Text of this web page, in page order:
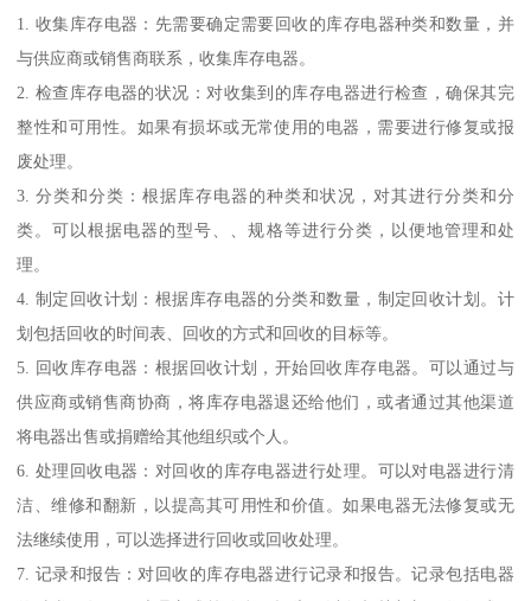
1. 收集库存电器：先需要确定需要回收的库存电器种类和数量，并
与供应商或销售商联系，收集库存电器。
2. 检查库存电器的状况：对收集到的库存电器进行检查，确保其完
整性和可用性。如果有损坏或无常使用的电器，需要进行修复或报
废处理。
3. 分类和分类：根据库存电器的种类和状况，对其进行分类和分
类。可以根据电器的型号、、规格等进行分类，以便地管理和处
理。
4. 制定回收计划：根据库存电器的分类和数量，制定回收计划。计
划包括回收的时间表、回收的方式和回收的目标等。
5. 回收库存电器：根据回收计划，开始回收库存电器。可以通过与
供应商或销售商协商，将库存电器退还给他们，或者通过其他渠道
将电器出售或捐赠给其他组织或个人。
6. 处理回收电器：对回收的库存电器进行处理。可以对电器进行清
洁、维修和翻新，以提高其可用性和价值。如果电器无法修复或无
法继续使用，可以选择进行回收或回收处理。
7. 记录和报告：对回收的库存电器进行记录和报告。记录包括电器